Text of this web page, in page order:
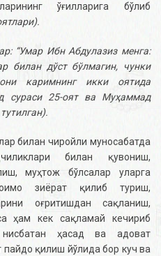
ўғилларига бўлиб
“Умар Ибн Абдулазиз менга:
билан дўст бўлмагин, чунки
каримнинг икки оятида
сураси 25-оят ва Муҳаммад
билан чиройли муносабатда
билан қувониш,
муҳтож бўлсалар уларга
зиёрат қилиб туриш,
оғритишдан сақланиш,
ҳам кек сақламай кечириб
ҳасад ва адоват
қилиш йўлида бор куч ва